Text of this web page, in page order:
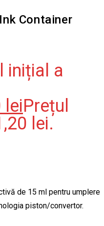
Container
inițial a
leiPrețul
lei.
de 15 ml pentru umplere
piston/convertor.